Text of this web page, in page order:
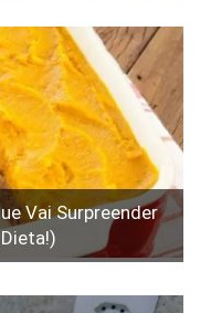
Vai Surpreender